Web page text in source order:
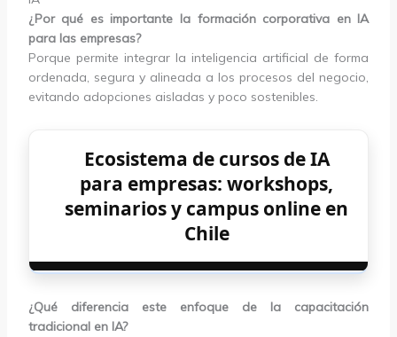
¿Por qué es importante la formación corporativa en IA
para las empresas?
Porque permite integrar la inteligencia artificial de forma
ordenada, segura y alineada a los procesos del negocio,
evitando adopciones aisladas y poco sostenibles.
Ecosistema de cursos de IA
para empresas: workshops,
seminarios y campus online en
Chile
¿Qué diferencia este enfoque de la capacitación
tradicional en IA?